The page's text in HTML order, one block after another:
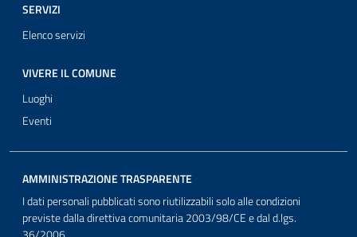
SERVIZI
Elenco servizi
VIVERE IL COMUNE
Luoghi
Eventi
AMMINISTRAZIONE TRASPARENTE
I dati personali pubblicati sono riutilizzabili solo alle condizioni
previste dalla direttiva comunitaria 2003/98/CE e dal d.lgs.